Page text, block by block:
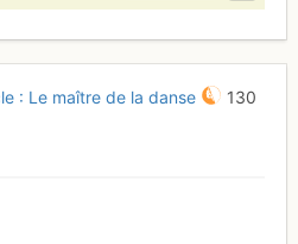
: Le maître de la danse
130